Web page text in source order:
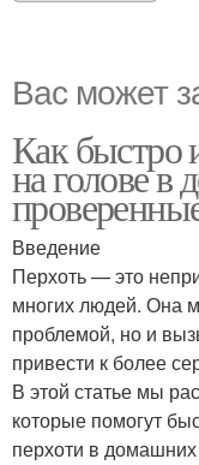
Вас может
Как быстро
на голове в
Введение
Перхоть — это
многих людей. Она
проблемой, но и
привести к более
В этой статье мы
которые помогут
перхоти в